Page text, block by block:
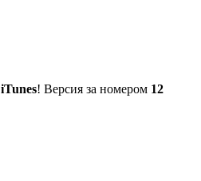
iTunes! Версия за номером 12